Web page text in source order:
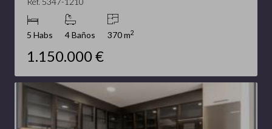
5 Habs 4 Baños 370 m2
1.150.000 €